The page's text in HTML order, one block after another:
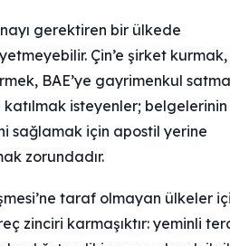
gerektiren bir ülkede
Çin’e şirket
BAE’ye gayrimenkul
isteyenler; belgelerinin
sağlamak için apostil yerine
zorundadır.
taraf olmayan ülkeler
zinciri karmaşıktır: yeminli